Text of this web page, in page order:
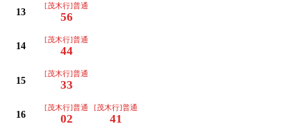
13
[茂木行]普通
56
14
[茂木行]普通
44
15
[茂木行]普通
33
16
[茂木行]普通
02
[茂木行]普通
41